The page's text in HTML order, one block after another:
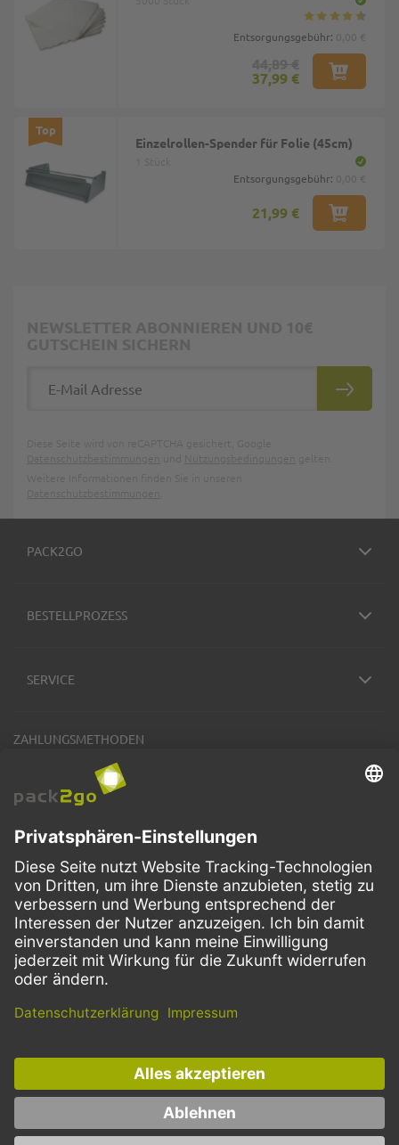
Entsorgungsgebühr:
37,99 €
Top
Einzelrollen-Spender für Folie (45cm)
Entsorgungsgebühr:
21,99 €
PACK2GO
BESTELLPROZESS
SERVICE
ZAHLUNGSMETHODEN
VERSANDARTEN
FacebookInstagramLinkedIn
Dieses Angebot ist ausschließlich für Gastronomie, Handel, Industrie,